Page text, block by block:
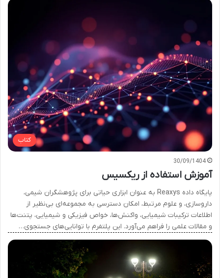
کتاب
30/09/1404
آموزش استفاده از ریکسیس
پایگاه داده Reaxys به عنوان ابزاری حیاتی برای پژوهشگران شیمی،
داروسازی، و علوم مرتبط، امکان دسترسی به مجموعه‌ای بی‌نظیر از
اطلاعات ترکیبات شیمیایی، واکنش‌ها، خواص فیزیکی و شیمیایی، پتنت‌ها
و مقالات علمی را فراهم می‌آورد. این پلتفرم با توانایی‌های جستجوی…